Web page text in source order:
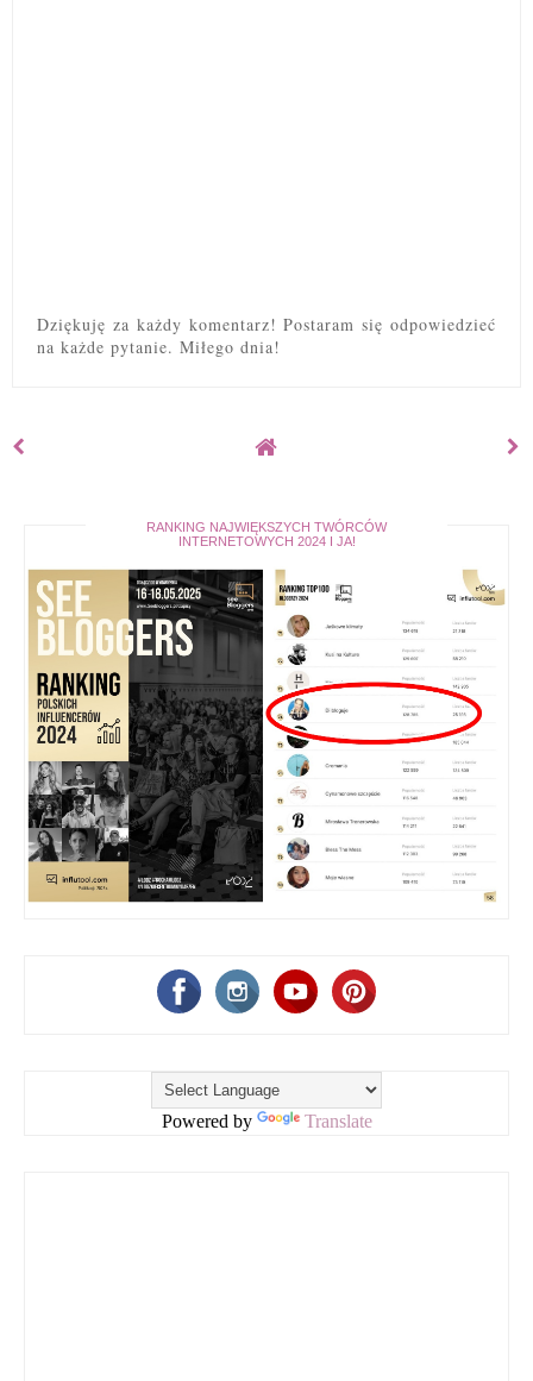
Dziękuję za każdy komentarz! Postaram się odpowiedzieć
na każde pytanie. Miłego dnia!
RANKING NAJWIĘKSZYCH TWÓRCÓW
INTERNETOWYCH 2024 I JA!
Powered by Translate